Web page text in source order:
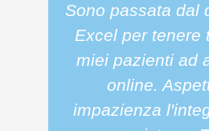
Sono passata dal
Excel per tenere
miei pazienti ad
online.
impazienza